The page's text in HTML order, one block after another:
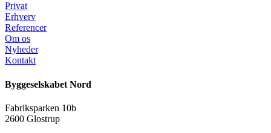
Privat
Erhverv
Referencer
Om os
Nyheder
Kontakt
Byggeselskabet Nord
Fabriksparken 10b
2600 Glostrup